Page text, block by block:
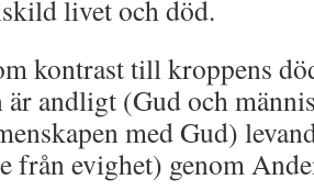
livet och död.
kontrast till kroppens
är andligt (Gud och
med Gud)
från evighet) genom